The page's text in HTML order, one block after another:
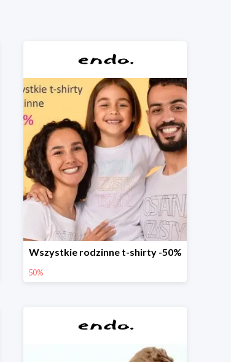
Wszystkie rodzinne t-shirty -50%
50%